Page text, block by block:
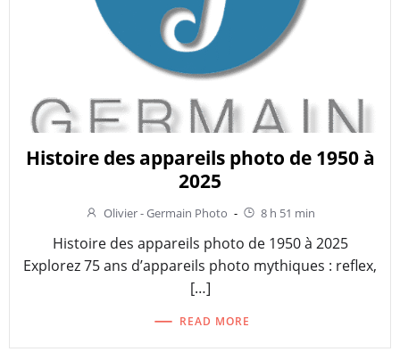
Histoire des appareils photo de 1950 à
2025
Olivier - Germain Photo - 8 h 51 min
Histoire des appareils photo de 1950 à 2025
Explorez 75 ans d’appareils photo mythiques : reflex,
[…]
READ MORE